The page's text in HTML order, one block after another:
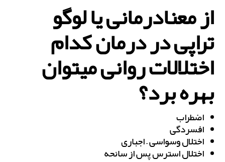
از معنادرمانی یا لوگو
تراپی در درمان کدام
اختلالات روانی می‎توان
بهره برد؟
اضطراب
افسردگی
اختلال وسواسی – اجباری
اختلال استرس پس از سانحه